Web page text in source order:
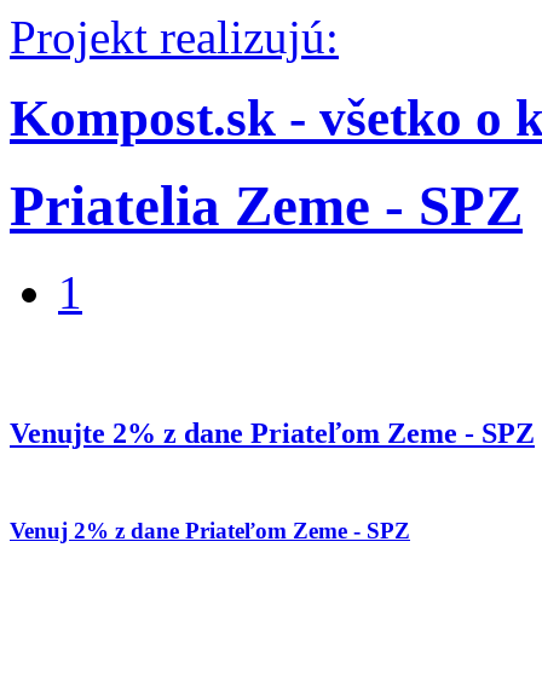
Projekt realizujú:
Kompost.sk - všetko o
Priatelia Zeme - SPZ
1
Venujte 2% z dane Priateľom Zeme - SPZ
Venuj 2% z dane Priateľom Zeme - SPZ